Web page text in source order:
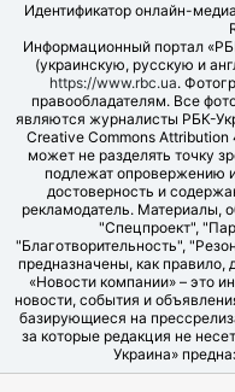
Идентификатор онлайн-
Информационный портал
(украинскую, русскую и
https://www.rbc.ua.
правообладателям. Все
являются журналисты РБК-
Creative Commons
может не разделять точку
подлежат опровержению
достоверность и
рекламодатель. Материалы,
"Спецпроект",
"Благотворительность",
предназначены, как правило,
«Новости компании» – это
новости, события и
базирующиеся на
за которые редакция не
Украина»